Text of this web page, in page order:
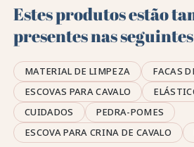
Estes produtos estão
presentes nas
MATERIAL DE LIMPEZA
FACAS
ESCOVAS PARA CAVALO
CUIDADOS
PEDRA-POMES
ESCOVA PARA CRINA DE CAVALO